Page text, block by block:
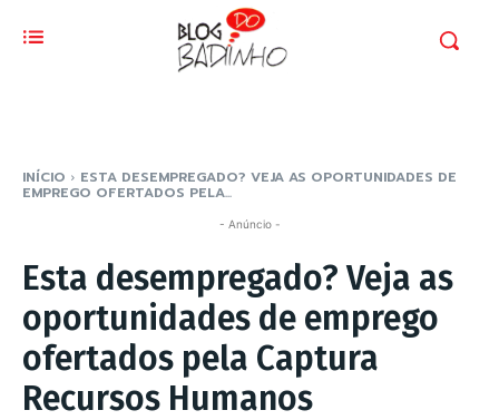
INÍCIO ESTA DESEMPREGADO? VEJA AS OPORTUNIDADES DE
EMPREGO OFERTADOS PELA...
- Anúncio -
Esta desempregado? Veja as
oportunidades de emprego
ofertados pela Captura
Recursos Humanos